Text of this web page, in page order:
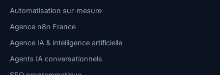
Automatisation sur-mesure
Agence n8n France
Agence IA & intelligence artificielle
Agents IA conversationnels